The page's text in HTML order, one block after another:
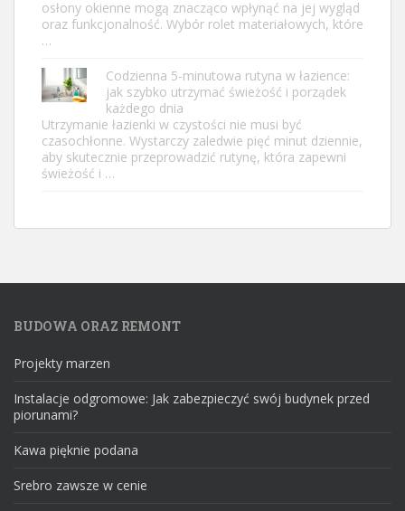
osłony okienne mogą znacząco wpłynąć na jej wygląd
oraz funkcjonalność. Wybór rolet materiałowych, które
…
Codzienna 5-minutowa rutyna w łazience:
jak szybko utrzymać świeżość i porządek
każdego dnia
Utrzymanie łazienki w czystości nie musi być
czasochłonne. Wystarczy zaledwie pięć minut dziennie,
aby skutecznie przeprowadzić rutynę, która zapewni
świeżość i …
BUDOWA ORAZ REMONT
Projekty marzen
Instalacje odgromowe: Jak zabezpieczyć swój budynek przed
piorunami?
Kawa pięknie podana
Srebro zawsze w cenie